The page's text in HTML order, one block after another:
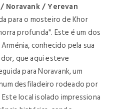
Noravank / Yerevan
para o mosteiro de Khor
profunda". Este é um dos
conhecido pela sua
que aqui esteve
para Noravank, um
desfiladeiro rodeado por
local isolado impressiona